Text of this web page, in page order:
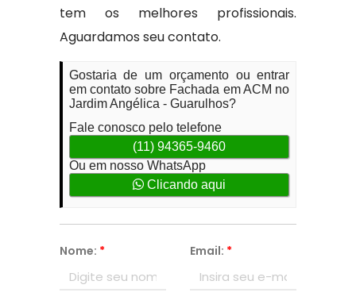
tem os melhores profissionais.
Aguardamos seu contato.
Gostaria de um orçamento ou entrar
em contato sobre Fachada em ACM no
Jardim Angélica - Guarulhos?
Fale conosco pelo telefone
(11) 94365-9460
Ou em nosso WhatsApp
Clicando aqui
Nome: * Email: *